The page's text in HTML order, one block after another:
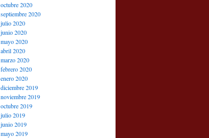
octubre 2020
septiembre 2020
julio 2020
junio 2020
mayo 2020
abril 2020
marzo 2020
febrero 2020
enero 2020
diciembre 2019
noviembre 2019
octubre 2019
julio 2019
junio 2019
mayo 2019